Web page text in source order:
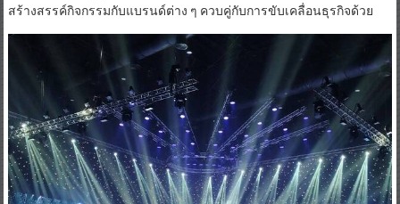
สร้างสรรค์กิจกรรมกับแบรนด์ต่าง ๆ ควบคู่กับการขับเคลื่อนธุรกิจด้วย